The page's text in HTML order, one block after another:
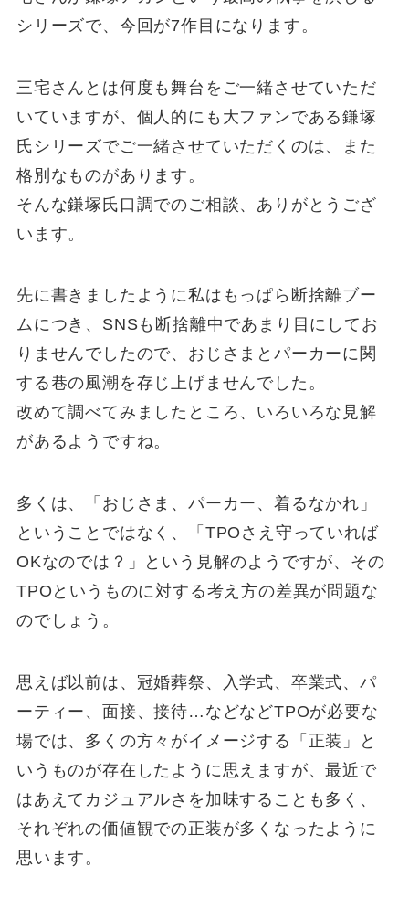
シリーズで、今回が7作目になります。
三宅さんとは何度も舞台をご一緒させていただ
いていますが、個人的にも大ファンである鎌塚
氏シリーズでご一緒させていただくのは、また
格別なものがあります。
そんな鎌塚氏口調でのご相談、ありがとうござ
います。
先に書きましたように私はもっぱら断捨離ブー
ムにつき、SNSも断捨離中であまり目にしてお
りませんでしたので、おじさまとパーカーに関
する巷の風潮を存じ上げませんでした。
改めて調べてみましたところ、いろいろな見解
があるようですね。
多くは、「おじさま、パーカー、着るなかれ」
ということではなく、「TPOさえ守っていれば
OKなのでは？」という見解のようですが、その
TPOというものに対する考え方の差異が問題な
のでしょう。
思えば以前は、冠婚葬祭、入学式、卒業式、パ
ーティー、面接、接待…などなどTPOが必要な
場では、多くの方々がイメージする「正装」と
いうものが存在したように思えますが、最近で
はあえてカジュアルさを加味することも多く、
それぞれの価値観での正装が多くなったように
思います。